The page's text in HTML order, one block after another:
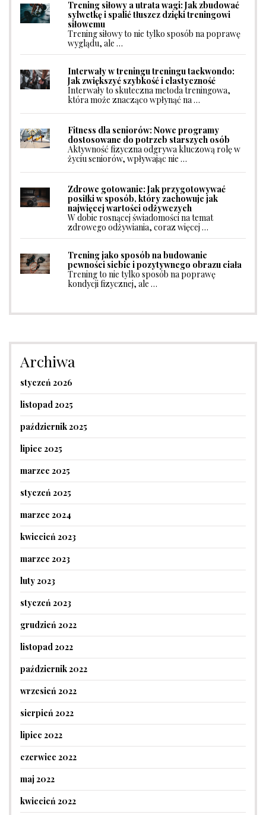
Trening siłowy a utrata wagi: Jak zbudować
sylwetkę i spalić tłuszcz dzięki treningowi
siłowemu
Trening siłowy to nie tylko sposób na poprawę
wyglądu, ale …
Interwały w treningu treningu taekwondo:
Jak zwiększyć szybkość i elastyczność
Interwały to skuteczna metoda treningowa,
która może znacząco wpłynąć na …
Fitness dla seniorów: Nowe programy
dostosowane do potrzeb starszych osób
Aktywność fizyczna odgrywa kluczową rolę w
życiu seniorów, wpływając nie …
Zdrowe gotowanie: Jak przygotowywać
posiłki w sposób, który zachowuje jak
najwięcej wartości odżywczych
W dobie rosnącej świadomości na temat
zdrowego odżywiania, coraz więcej …
Trening jako sposób na budowanie
pewności siebie i pozytywnego obrazu ciała
Trening to nie tylko sposób na poprawę
kondycji fizycznej, ale …
Archiwa
styczeń 2026
listopad 2025
październik 2025
lipiec 2025
marzec 2025
styczeń 2025
marzec 2024
kwiecień 2023
marzec 2023
luty 2023
styczeń 2023
grudzień 2022
listopad 2022
październik 2022
wrzesień 2022
sierpień 2022
lipiec 2022
czerwiec 2022
maj 2022
kwiecień 2022